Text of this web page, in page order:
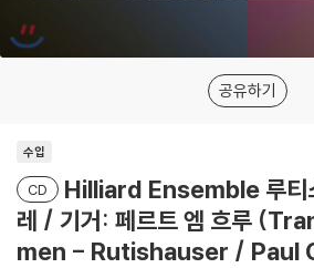
공유하기
수입
CD
Hilliard Ensemble 루티
레 / 기거: 페르트 엠 흐루
men - Rutishauser / Paul